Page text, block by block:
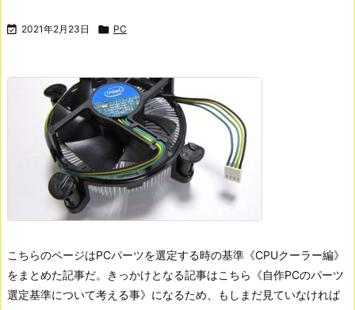
 2021年2月23日  PC
こちらのページはPCパーツを選定する時の基準《CPUクーラー編》
をまとめた記事だ。きっかけとなる記事はこちら《自作PCのパーツ
選定基準について考える事》になるため、もしまだ見ていなければ